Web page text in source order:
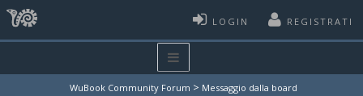
LOGIN REGISTRATI
WuBook Community Forum > Messaggio dalla board